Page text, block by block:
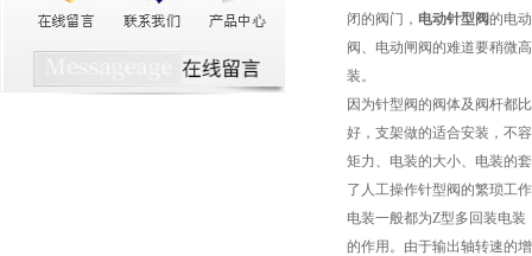
闭的阀门， 电动针型阀的电
阀、电动闸阀的难道要稍微
装。
因为针型阀的阀体及阀杆都
好，支架做的适合安装，不
矩力、电装的大小、电装的
了人工操作针型阀的繁琐工
电装一般都为Z型多回装电
的作用。由于输出轴转速的